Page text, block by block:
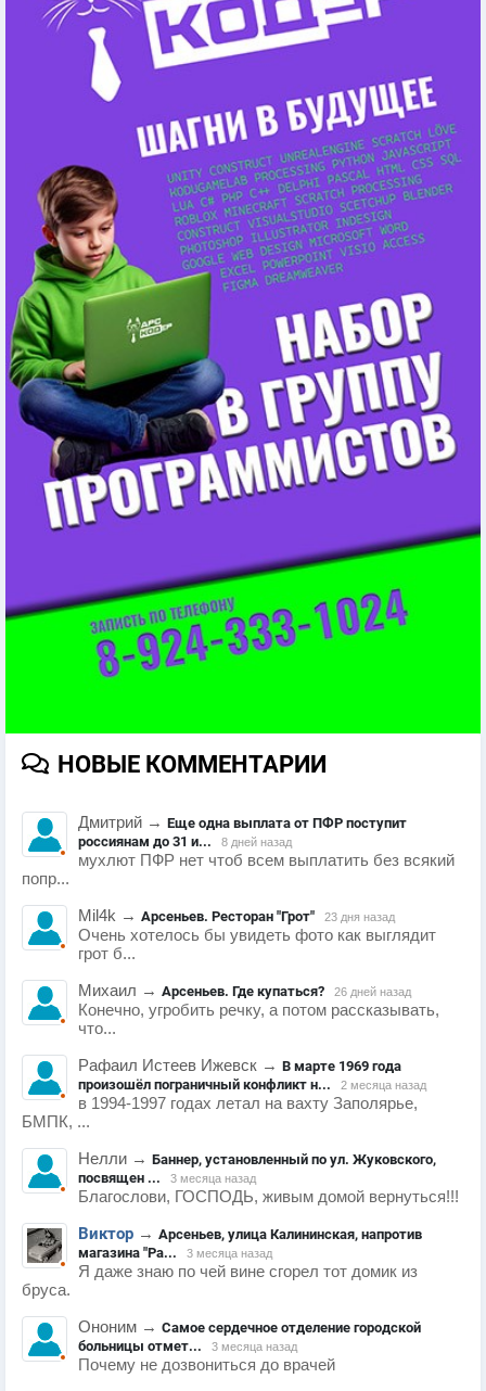
НОВЫЕ КОММЕНТАРИИ
Дмитрий → Еще одна выплата от ПФР поступит
россиянам до 31 и...
8 дней назад
мухлют ПФР нет чтоб всем выплатить без всякий
попр...
Mil4k → Арсеньев. Ресторан "Грот" 23 дня назад
Очень хотелось бы увидеть фото как выглядит
грот б...
Михаил → Арсеньев. Где купаться? 26 дней назад
Конечно, угробить речку, а потом рассказывать,
что...
Рафаил Истеев Ижевск → В марте 1969 года
произошёл пограничный конфликт н...
2 месяца назад
в 1994-1997 годах летал на вахту Заполярье,
БМПК, ...
Нелли → Баннер, установленный по ул. Жуковского,
посвящен ...
3 месяца назад
Благослови, ГОСПОДЬ, живым домой вернуться!!!
Виктор → Арсеньев, улица Калининская, напротив
магазина "Ра...
3 месяца назад
Я даже знаю по чей вине сгорел тот домик из
бруса.
Ононим → Самое сердечное отделение городской
больницы отмет...
3 месяца назад
Почему не дозвониться до врачей